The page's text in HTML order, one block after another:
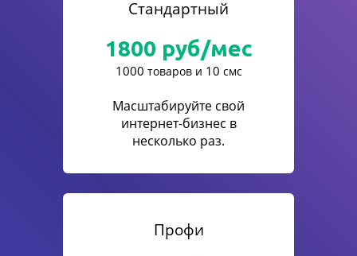
Стандартный
1800 руб/мес
1000 товаров и 10 смс
Масштабируйте свой
интернет-бизнес в
несколько раз.
Профи